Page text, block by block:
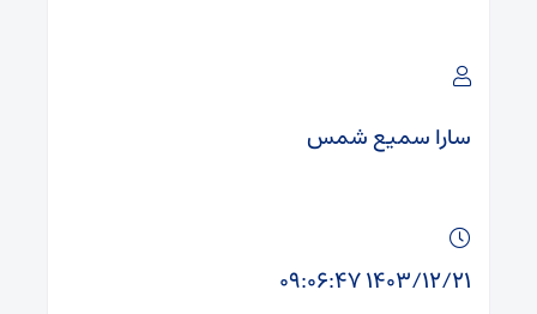
سارا سمیع شمس
۱۴۰۳/۱۲/۲۱ ۰۹:۰۶:۴۷